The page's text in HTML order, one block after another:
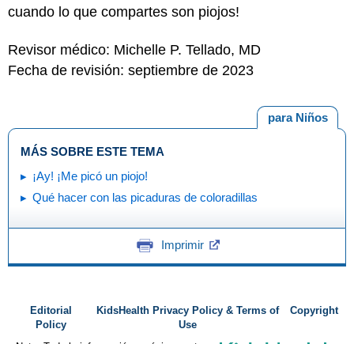
cuando lo que compartes son piojos!
Revisor médico: Michelle P. Tellado, MD
Fecha de revisión: septiembre de 2023
para Niños
MÁS SOBRE ESTE TEMA
¡Ay! ¡Me picó un piojo!
Qué hacer con las picaduras de coloradillas
Imprimir
Editorial
Policy
KidsHealth Privacy Policy & Terms of
Use
Copyright